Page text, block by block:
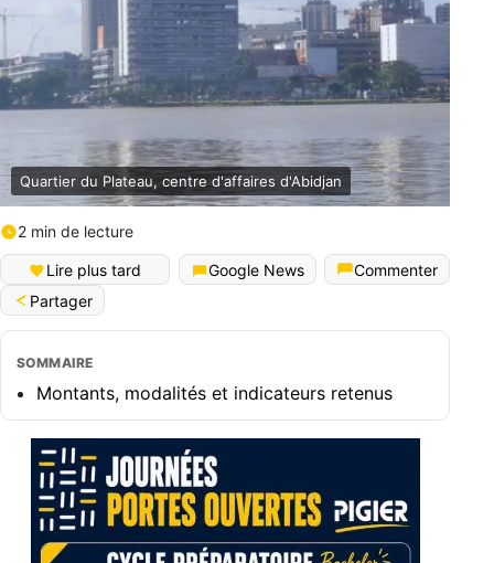
Quartier du Plateau, centre d'affaires d'Abidjan
2 min de lecture
Lire plus tard Google News
Commenter
Partager
SOMMAIRE
Montants, modalités et indicateurs retenus